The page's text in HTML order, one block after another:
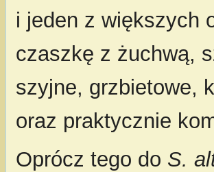
i jeden z większych
czaszkę z żuchwą,
szyjne, grzbietowe,
oraz praktycznie
Oprócz tego do S.